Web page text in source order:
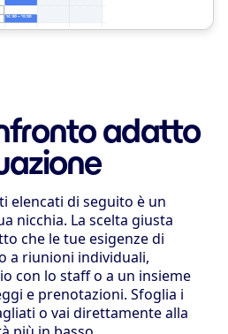
adatto
elencati di seguito è un
nicchia. La scelta giusta
che le tue esigenze di
a riunioni individuali,
con lo staff o a un insieme
e prenotazioni. Sfoglia i
o vai direttamente alla